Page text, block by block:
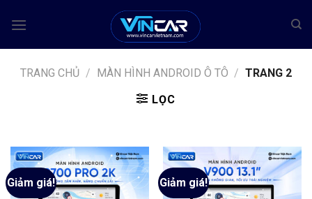
qua
TRANG CHỦ / MÀN HÌNH ANDROID Ô TÔ / TRANG 2
LỌC
Giảm giá! Giảm giá!